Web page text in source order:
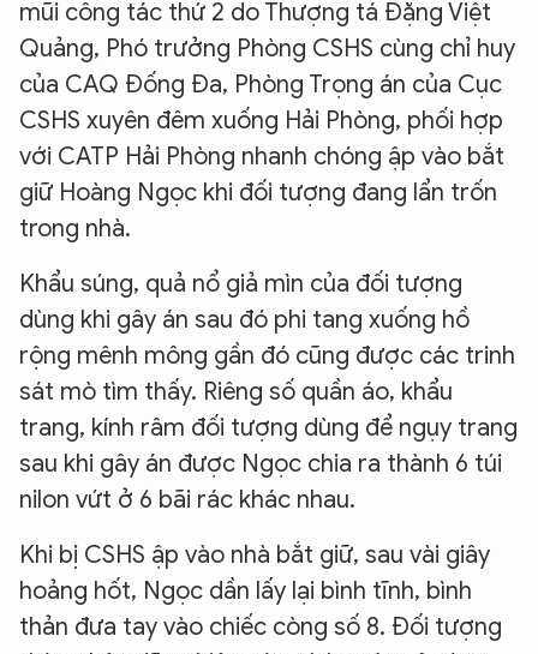
mũi công tác thứ 2 do Thượng tá Đặng Việt
Quảng, Phó trưởng Phòng CSHS cùng chỉ huy
của CAQ Đống Đa, Phòng Trọng án của Cục
CSHS xuyên đêm xuống Hải Phòng, phối hợp
với CATP Hải Phòng nhanh chóng ập vào bắt
giữ Hoàng Ngọc khi đối tượng đang lẩn trốn
trong nhà.
Khẩu súng, quả nổ giả mìn của đối tượng
dùng khi gây án sau đó phi tang xuống hồ
rộng mênh mông gần đó cũng được các trinh
sát mò tìm thấy. Riêng số quần áo, khẩu
trang, kính râm đối tượng dùng để ngụy trang
sau khi gây án được Ngọc chia ra thành 6 túi
nilon vứt ở 6 bãi rác khác nhau.
Khi bị CSHS ập vào nhà bắt giữ, sau vài giây
hoảng hốt, Ngọc dần lấy lại bình tĩnh, bình
thản đưa tay vào chiếc còng số 8. Đối tượng
XIN CHÀO,
TÔI LÀ CHATBOT CỦA
Hãy hỏi tôi bất kỳ điều gì bạn cần biết về
An Ninh Thủ Đô nhé. Tôi sẵn sàng hỗ trợ!